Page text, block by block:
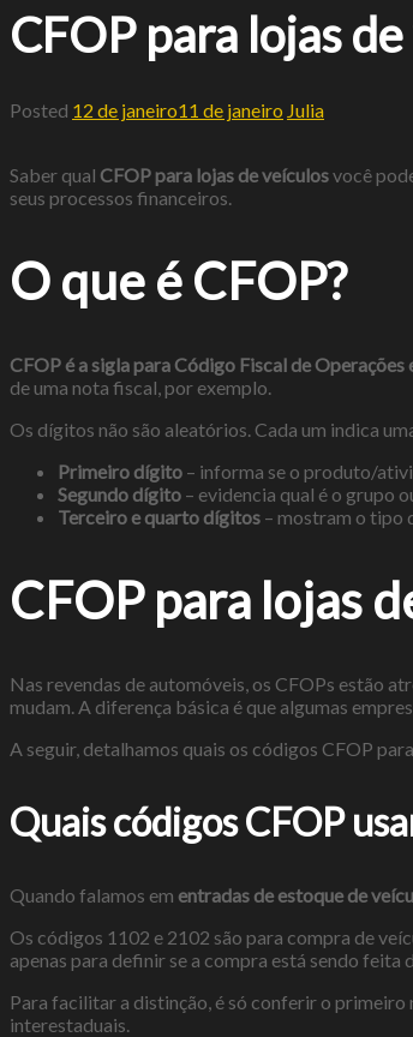
CFOP para lojas
Posted 12 de janeiro11 de janeiro Julia
Saber qual CFOP para lojas de veículosvocê
seus processos financeiros.
O que é CFOP?
CFOP é a sigla para Código Fiscal de Operações
de uma nota fiscal, por exemplo.
Os dígitos não são aleatórios. Cada um indica
Primeiro dígito – informa se o produto/
Segundo dígito – evidencia qual é o grupo
Terceiro e quarto dígitos – mostram o tipo
CFOP para lojas
Nas revendas de automóveis, os CFOPs estão
mudam. A diferença básica é que algumas
A seguir, detalhamos quais os códigos CFOP
Quais códigos CFOP
Quando falamos em entradas de estoque de
Os códigos 1102 e 2102 são para compra de
apenas para definir se a compra está sendo feita
Para facilitar a distinção, é só conferir o primeiro
interestaduais.